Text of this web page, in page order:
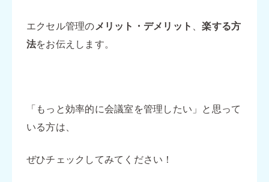
エクセル管理のメリット・デメリット 、楽する方
法をお伝えします。
「もっと効率的に会議室を管理したい」と思って
いる方は、
ぜひチェックしてみてください！